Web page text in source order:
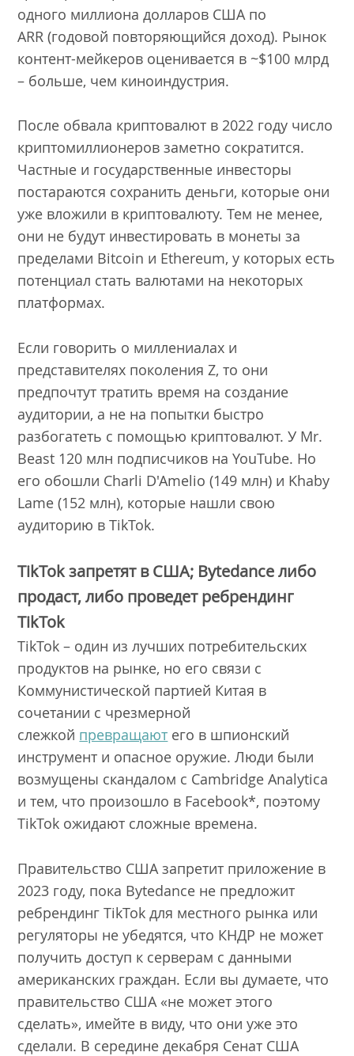
одного миллиона долларов США по
ARR (годовой повторяющийся доход). Рынок
контент-мейкеров оценивается в ~$100 млрд
– больше, чем киноиндустрия.
После обвала криптовалют в 2022 году число
криптомиллионеров заметно сократится.
Частные и государственные инвесторы
постараются сохранить деньги, которые они
уже вложили в криптовалюту. Тем не менее,
они не будут инвестировать в монеты за
пределами Bitcoin и Ethereum, у которых есть
потенциал стать валютами на некоторых
платформах.
Если говорить о миллениалах и
представителях поколения Z, то они
предпочтут тратить время на создание
аудитории, а не на попытки быстро
разбогатеть с помощью криптовалют. У Mr.
Beast 120 млн подписчиков на YouTube. Но
его обошли Charli D'Amelio (149 млн) и Khaby
Lame (152 млн), которые нашли свою
аудиторию в TikTok.
TikTok запретят в США; Bytedance либо
продаст, либо проведет ребрендинг
TikTok
TikTok – один из лучших потребительских
продуктов на рынке, но его связи c
Коммунистической партией Китая в
сочетании с чрезмерной
слежкой превращают его в шпионский
инструмент и опасное оружие. Люди были
возмущены скандалом с Cambridge Analytica
и тем, что произошло в Facebook*, поэтому
TikTok ожидают сложные времена.
Правительство США запретит приложение в
2023 году, пока Bytedance не предложит
ребрендинг TikTok для местного рынка или
регуляторы не убедятся, что КНДР не может
получить доступ к серверам с данными
американских граждан. Если вы думаете, что
правительство США «не может этого
сделать», имейте в виду, что они уже это
сделали. В середине декабря Сенат США